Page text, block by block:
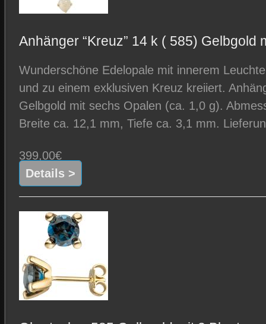
Anhänger “Kreuz” 14 k ( 585) Gelbgold
Wunderschöne Edelopale mit innerem
und zu einem exklusiven Kreuz kreiiert.
Gelbgold mit sechs Opalen (ca. 1,0 g).
Breite ca. 12,1 mm, Tiefe ca. 3,1 mm.
399,00€
Details >